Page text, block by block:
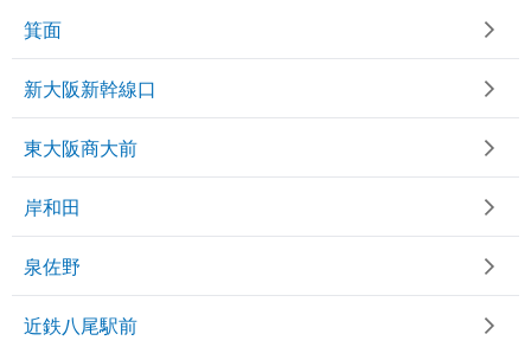
箕面
新大阪新幹線口
東大阪商大前
岸和田
泉佐野
近鉄八尾駅前